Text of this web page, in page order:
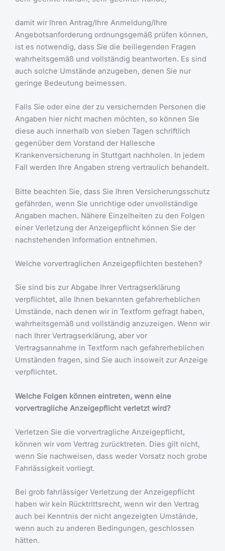
damit wir Ihren Antrag/Ihre Anmeldung/Ihre
Angebotsanforderung ordnungsgemäß prüfen können,
ist es notwendig, dass Sie die beiliegenden Fragen
wahrheitsgemäß und vollständig beantworten. Es sind
auch solche Umstände anzugeben, denen Sie nur
geringe Bedeutung beimessen.
Falls Sie oder eine der zu versichernden Personen die
Angaben hier nicht machen möchten, so können Sie
diese auch innerhalb von sieben Tagen schriftlich
gegenüber dem Vorstand der Hallesche
Krankenversicherung in Stuttgart nachholen. In jedem
Fall werden Ihre Angaben streng vertraulich behandelt.
Bitte beachten Sie, dass Sie Ihren Versicherungsschutz
gefährden, wenn Sie unrichtige oder unvollständige
Angaben machen. Nähere Einzelheiten zu den Folgen
einer Verletzung der Anzeigepflicht können Sie der
nachstehenden Information entnehmen.
Welche vorvertraglichen Anzeigepflichten bestehen?
Sie sind bis zur Abgabe Ihrer Vertragserklärung
verpflichtet, alle Ihnen bekannten gefahrerheblichen
Umstände, nach denen wir in Textform gefragt haben,
wahrheitsgemäß und vollständig anzuzeigen. Wenn wir
nach Ihrer Vertragserklärung, aber vor
Vertragsannahme in Textform nach gefahrerheblichen
Umständen fragen, sind Sie auch insoweit zur Anzeige
verpflichtet.
Welche Folgen können eintreten, wenn eine
vorvertragliche Anzeigepflicht verletzt wird?
Verletzen Sie die vorvertragliche Anzeigepflicht,
können wir vom Vertrag zurücktreten. Dies gilt nicht,
wenn Sie nachweisen, dass weder Vorsatz noch grobe
Fahrlässigkeit vorliegt.
Bei grob fahrlässiger Verletzung der Anzeigepflicht
haben wir kein Rücktrittsrecht, wenn wir den Vertrag
auch bei Kenntnis der nicht angezeigten Umstände,
wenn auch zu anderen Bedingungen, geschlossen
hätten.